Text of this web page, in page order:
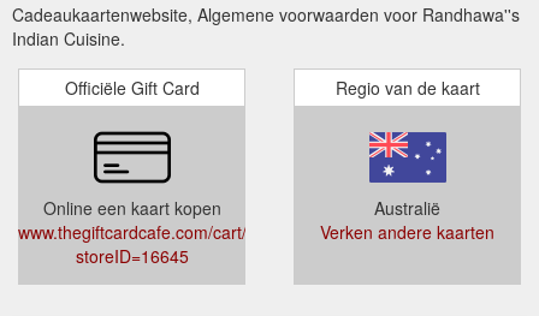
Cadeaukaartenwebsite, Algemene voorwaarden voor Randhawa''s
Indian Cuisine.
Officiële Gift Card
Online een kaart kopen
www.thegiftcardcafe.com/cart/index.php?
storeID=16645
Regio van de kaart
Australië
Verken andere kaarten